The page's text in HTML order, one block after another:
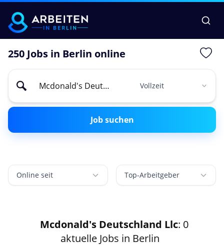
250 Jobs in Berlin online
Job suchen
Online seit Top-Arbeitgeber
Mcdonald's Deutschland Llc: 0
aktuelle Jobs in Berlin